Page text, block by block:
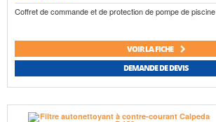
Coffret de commande et de protection de pompe de piscine
VOIR LA FICHE
DEMANDE DE DEVIS